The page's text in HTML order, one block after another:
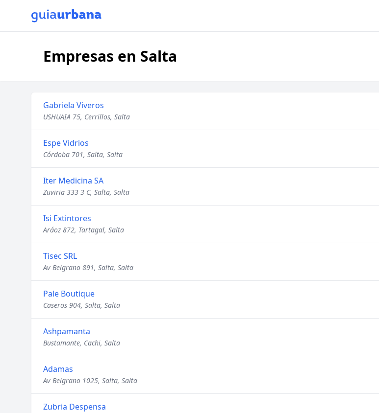
Empresas en Salta
Gabriela Viveros
USHUAIA 75, Cerrillos, Salta
Espe Vidrios
Córdoba 701, Salta, Salta
Iter Medicina SA
Zuviria 333 3 C, Salta, Salta
Isi Extintores
Aráoz 872, Tartagal, Salta
Tisec SRL
Av Belgrano 891, Salta, Salta
Pale Boutique
Caseros 904, Salta, Salta
Ashpamanta
Bustamante, Cachi, Salta
Adamas
Av Belgrano 1025, Salta, Salta
Zubria Despensa